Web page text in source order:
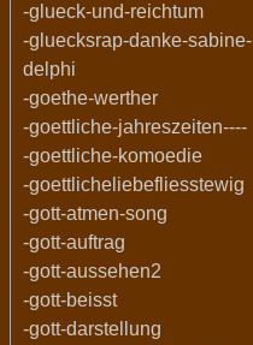
-glueck-und-reichtum
-gluecksrap-danke-sabine-
delphi
-goethe-werther
-goettliche-jahreszeiten----
-goettliche-komoedie
-goettlicheliebefliesstewig
-gott-atmen-song
-gott-auftrag
-gott-aussehen2
-gott-beisst
-gott-darstellung